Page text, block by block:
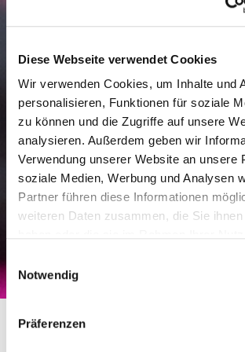
Diese Webseite verwendet Cookies
Wir verwenden Cookies, um Inhalte und
personalisieren, Funktionen für soziale
zu können und die Zugriffe auf unsere
analysieren. Außerdem geben wir
Verwendung unserer Website an unsere
soziale Medien, Werbung und Analysen
Partner führen diese Informationen
weiteren Daten zusammen, die Sie
Notwendig
Präferenzen
Live Mobi-Plan